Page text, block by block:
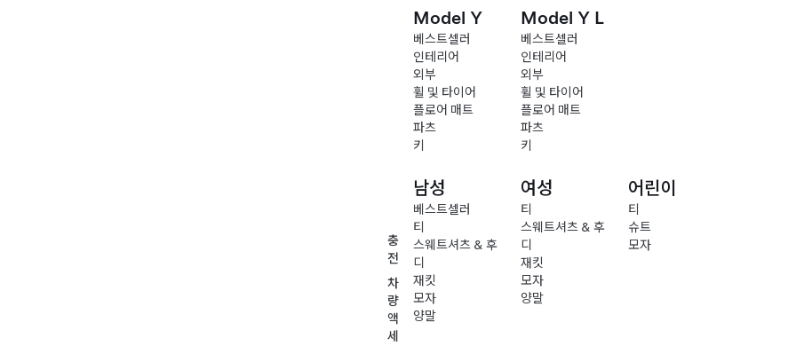
충
전
차
량
액
세
Model Y
베스트셀러
인테리어
외부
휠 및 타이어
플로어 매트
파츠
키
Model Y L
베스트셀러
인테리어
외부
휠 및 타이어
플로어 매트
파츠
키
남성
베스트셀러
티
스웨트셔츠 & 후
디
재킷
모자
양말
여성
티
스웨트셔츠 & 후
디
재킷
모자
양말
어린이
티
슈트
모자